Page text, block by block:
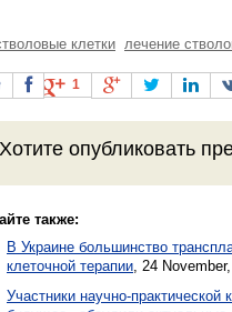
клетки лечение
1
Хотите опубликовать
также:
В Украине большинство
клеточной терапии 24
Участники научно-